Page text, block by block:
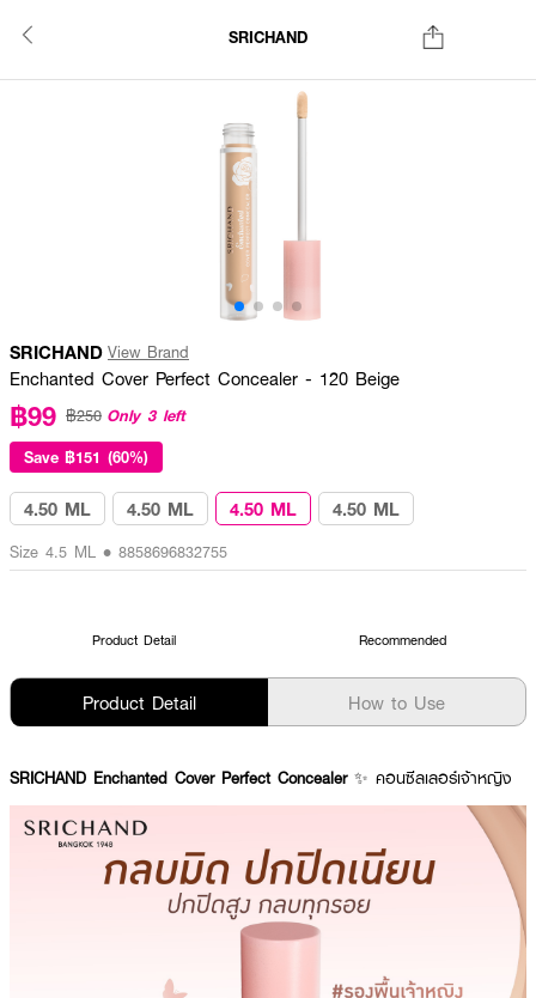
SRICHAND
SRICHAND View Brand
Enchanted Cover Perfect Concealer - 120 Beige
฿99 ฿250 Only 3 left
Save ฿151 (60%)
4.50 ML 4.50 ML 4.50 ML 4.50 ML
Size 4.5 ML • 8858696832755
Product Detail Recommended
Product Detail How to Use
SRICHAND Enchanted Cover Perfect Concealer✨ คอนซีลเลอร์เจ้าหญิง